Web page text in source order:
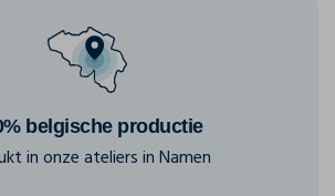
belgische productie
in onze ateliers in Namen